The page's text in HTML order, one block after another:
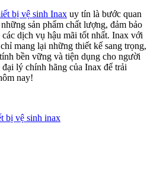
bị vệ sinh Inax uy tín là bước quan
sản phẩm chất lượng, đảm bảo
dịch vụ hậu mãi tốt nhất. Inax với
mang lại những thiết kế sang trọng,
bền vững và tiện dụng cho người
lý chính hãng của Inax để trải
nay!
bị vệ sinh inax